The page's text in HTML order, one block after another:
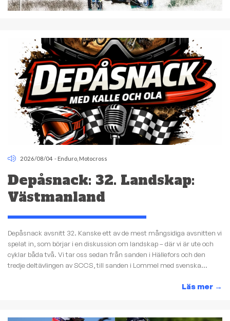
2026/08/04 - Enduro Motocross
Depåsnack: 32. Landskap:
Västmanland
Depåsnack avsnitt 32. Kanske ett av de mest mångsidiga avsnitten vi
spelat in, som börjar i en diskussion om landskap – där vi är ute och
cyklar båda två. Vi tar oss sedan från sanden i Hällefors och den
tredje deltävlingen av SCCS, till sanden i Lommel med svenska...
Läs mer →